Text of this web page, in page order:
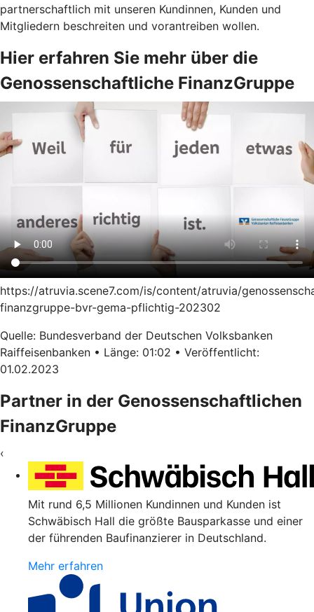
partnerschaftlich mit unseren Kundinnen, Kunden und
Mitgliedern beschreiten und vorantreiben wollen.
Hier erfahren Sie mehr über die
Genossenschaftliche FinanzGruppe
https://atruvia.scene7.com/is/content/atruvia/
finanzgruppe-bvr-gema-pflichtig-202302
Quelle: Bundesverband der Deutschen Volksbanken
Raiffeisenbanken • Länge: 01:02 • Veröffentlicht:
01.02.2023
Partner in der Genossenschaftlichen
FinanzGruppe
‹
Mit rund 6,5 Millionen Kundinnen und Kunden ist
Schwäbisch Hall die größte Bausparkasse und einer
der führenden Baufinanzierer in Deutschland.
Mehr erfahren